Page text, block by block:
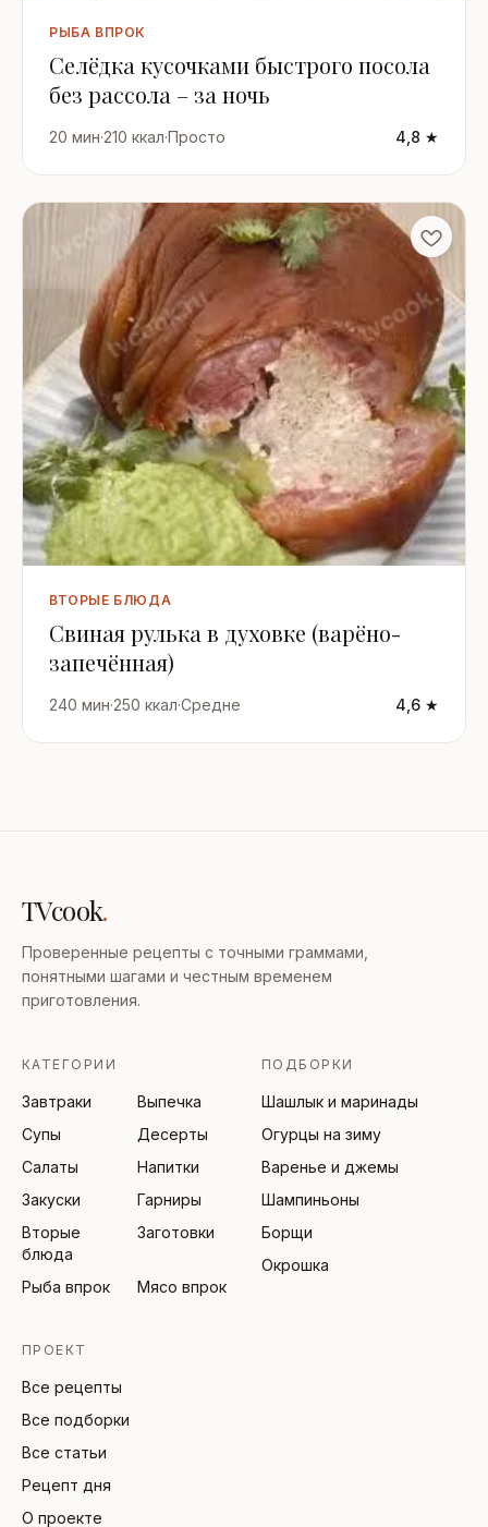
РЫБА ВПРОК
Селёдка кусочками быстрого посола
без рассола – за ночь
20 мин·210 ккал·Просто 4,8 ★
ВТОРЫЕ БЛЮДА
Свиная рулька в духовке (варёно-
запечённая)
240 мин·250 ккал·Средне 4,6 ★
TVcook.
Проверенные рецепты с точными граммами,
понятными шагами и честным временем
приготовления.
КАТЕГОРИИ
Завтраки
Выпечка
Супы
Десерты
Салаты
Напитки
Закуски
Гарниры
Вторые
блюда
Заготовки
Рыба впрок Мясо впрок
ПОДБОРКИ
Шашлык и маринады
Огурцы на зиму
Варенье и джемы
Шампиньоны
Борщи
Окрошка
ПРОЕКТ
Все рецепты
Все подборки
Все статьи
Рецепт дня
О проекте